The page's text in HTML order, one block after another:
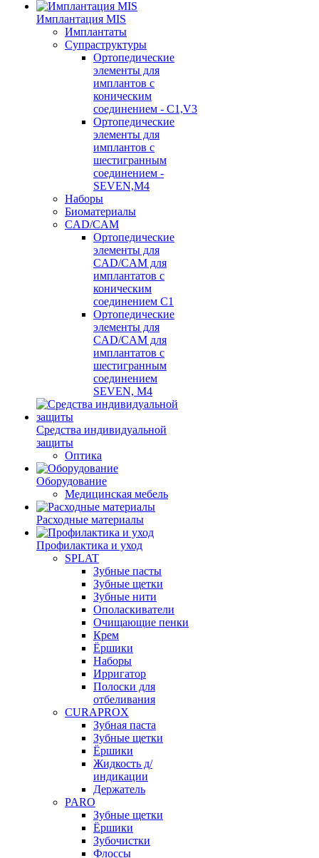
Имплантация MIS
Имплантаты
Супраструктуры
Ортопедические
элементы для
имплантов с
коническим
соединением - C1,V3
Ортопедические
элементы для
имплантов с
шестигранным
соединением -
SEVEN,M4
Наборы
Биоматериалы
CAD/CAM
Ортопедические
элементы для
CAD/CAM для
имплантатов с
коническим
соединением С1
Ортопедические
элементы для
CAD/CAM для
имплантатов с
шестигранным
соединением
SEVEN, М4
Средства индивидуальной
защиты
Оптика
Оборудование
Медицинская мебель
Расходные материалы
Профилактика и уход
SPLAT
Зубные пасты
Зубные щетки
Зубные нити
Ополаскиватели
Очищающие пенки
Крем
Ёршики
Наборы
Ирригатор
Полоски для
отбеливания
CURAPROX
Зубная паста
Зубные щетки
Ёршики
Жидкость д/
индикации
Держатель
PARO
Зубные щетки
Ёршики
Зубочистки
Флоссы